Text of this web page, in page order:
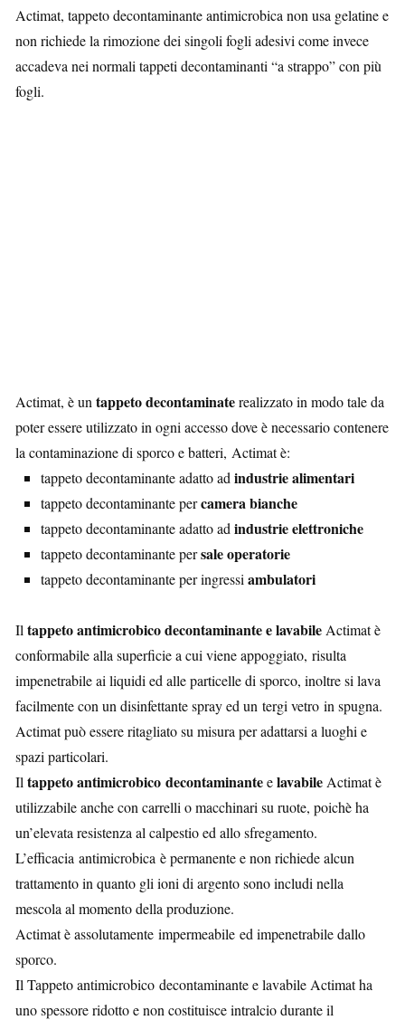
Actimat, tappeto decontaminante antimicrobica non usa gelatine e
non richiede la rimozione dei singoli fogli adesivi come invece
accadeva nei normali tappeti decontaminanti “a strappo” con più
fogli.
Actimat, è un tappeto decontaminaterealizzato in modo tale da
poter essere utilizzato in ogni accesso dove è necessario contenere
la contaminazione di sporco e batteri, Actimat è:
tappeto decontaminante adatto ad industrie alimentari
tappeto decontaminante percamera bianche
tappeto decontaminante adatto ad industrie elettroniche
tappeto decontaminante persale operatorie
tappeto decontaminante per ingressi ambulatori
Il tappeto antimicrobico decontaminante e lavabile Actimat è
conformabile alla superficie a cui viene appoggiato, risulta
impenetrabile ai liquidi ed alle particelle di sporco, inoltre si lava
facilmente con un disinfettante spray ed un tergi vetro in spugna.
Actimat può essere ritagliato su misura per adattarsi a luoghi e
spazi particolari.
Il tappetoantimicrobico decontaminanteelavabile Actimat è
utilizzabile anche con carrelli o macchinari su ruote, poichè ha
un’elevata resistenza al calpestio ed allo sfregamento.
L’efficacia antimicrobica è permanente e non richiede alcun
trattamento in quanto gli ioni di argento sono includi nella
mescola al momento della produzione.
Actimat è assolutamente impermeabile ed impenetrabile dallo
sporco.
Il Tappeto antimicrobico decontaminante e lavabile Actimat ha
uno spessore ridotto e non costituisce intralcio durante il